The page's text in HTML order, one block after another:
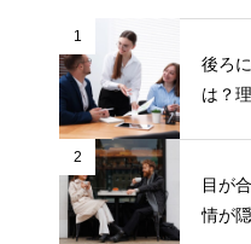
1
後ろ
は？
2
目が
情が